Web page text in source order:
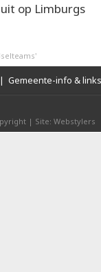
op Limburgs
| Gemeente-info & links
| Site: Webstylers